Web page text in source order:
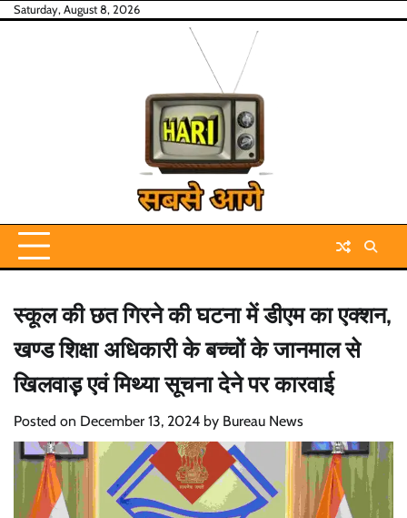
SkipSaturday, August 8, 2026
स्कूल की छत गिरने की घटना में डीएम का एक्शन,
खण्ड शिक्षा अधिकारी के बच्चों के जानमाल से
खिलवाड़़ एवं मिथ्या सूचना देने पर कारवाई
Posted on December 13, 2024 by Bureau News